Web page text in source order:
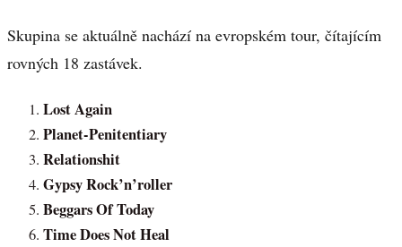
Skupina se aktuálně nachází na evropském tour, čítajícím
rovných 18 zastávek.
Lost Again
Planet-Penitentiary
Relationshit
Gypsy Rock’n’roller
Beggars Of Today
Time Does Not Heal